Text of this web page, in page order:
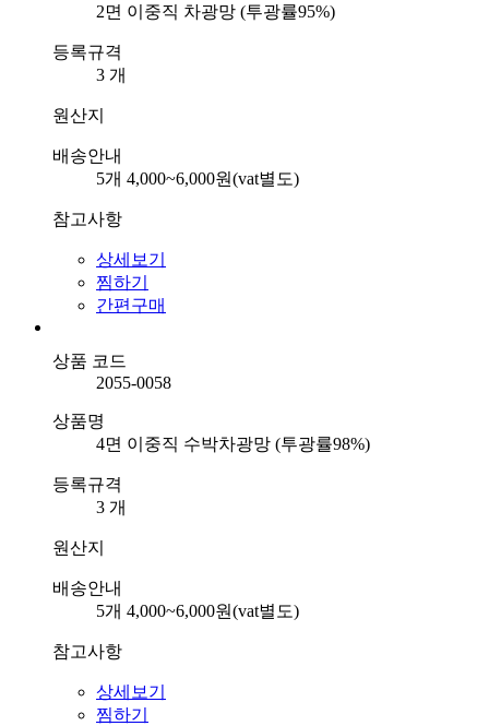
2면 이중직 차광망 (투광률95%)
등록규격
3 개
원산지
배송안내
5개 4,000~6,000원(vat별도)
참고사항
상세보기
찜하기
간편구매
상품 코드
2055-0058
상품명
4면 이중직 수박차광망 (투광률98%)
등록규격
3 개
원산지
배송안내
5개 4,000~6,000원(vat별도)
참고사항
상세보기
찜하기